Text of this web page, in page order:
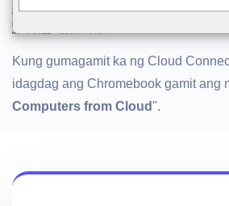
Kung gumagamit ka ng Cloud
idagdag ang Chromebook gamit ang
Computers from Cloud".